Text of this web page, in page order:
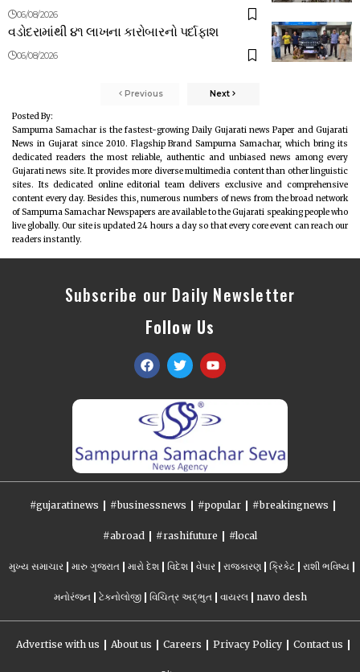
06/08/2026
વડોદરામાંથી ૪૧ લાખના કારોબારનો પર્દાફાશ
06/08/2026
Previous Next
Posted By:
Sampurna Samachar is the fastest-growing Daily Gujarati news Paper and Gujarati
News in Gujarat since 2010. Flagship Brand Sampurna Samachar, which bring its
dedicated readers the most reliable, authentic and unbiased news among every
Gujarati news site. It provides more diverse multimedia content than other linguistic
sites. Its dedicated online editorial team delivers exclusive and comprehensive
content every day. Besides this, numerous numbers of news from the broad network
of Sampurna Samachar Newspapers are available to the Gujarati speaking people who
live globally. Our site is updated 24 hours a day so that every core event can reach our
readers instantly.
Subscribe our Daily Newsletter
Follow Us
#gujaratinews #businessnews #popular #breakingnews
#abroad #rashifuture #local
મુખ્ય સમાચાર મારુ ગુજરાત મારો દેશ વિદેશ વેપાર રાજકારણ ક્રિકેટ રાશી ભવિષ્ય
મનોરંજન ટેકનોલોજી વિચિત્ર અદ્ભુત વાયરલ navo desh
Advertise with us About us Careers Privacy Policy Contact us